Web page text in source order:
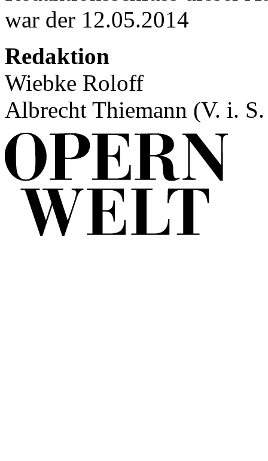
war der 12.05.2014
Redaktion
Wiebke Roloff
Albrecht Thiemann (V. i.